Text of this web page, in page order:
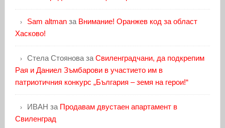
Sam altmanза Внимание! Оранжев код за област
Хасково!
Стела Стояноваза Свиленградчани, да подкрепим
Рая и Даниел Зъмбарови в участието им в
патриотичния конкурс „България – земя на герои!“
ИВАН за Продавам двустаен апартамент в
Свиленград